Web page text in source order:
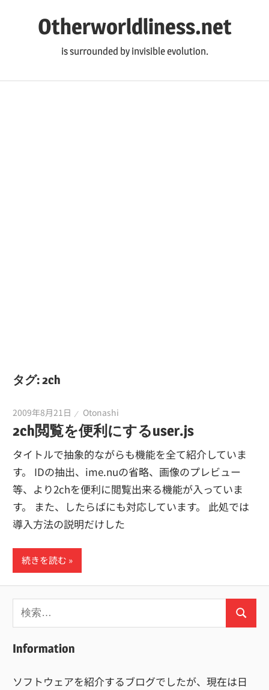
ツ
Otherworldliness.net
is surrounded by invisible evolution.
タグ:2ch
2009年8月21日 Otonashi
2ch閲覧を便利にするuser.js
タイトルで抽象的ながらも機能を全て紹介していま
す。 IDの抽出、ime.nuの省略、画像のプレビュー
等、より2chを便利に閲覧出来る機能が入っていま
す。 また、したらばにも対応しています。 此処では
導入方法の説明だけした
続きを読む
検
索:
検
Information
ソフトウェアを紹介するブログでしたが、現在は日